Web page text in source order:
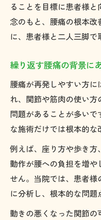
ることを目標に患者様
念のもと、腰痛の根本
に、患者様と二人三脚で
繰り返す腰痛の背景に
腰痛が再発しやすい方
れ、関節や筋肉の使い
問題があることが多い
な施術だけでは根本的な
例えば、座り方や歩き
動作が腰への負担を増や
せん。当院では、患者
に分析し、根本的な問題
動きの悪くなった関節